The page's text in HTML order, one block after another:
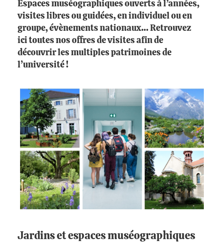
Espaces muséographiques ouverts à l’années,
visites libres ou guidées, en individuel ou en
groupe, évènements nationaux… Retrouvez
ici toutes nos offres de visites afin de
découvrir les multiples patrimoines de
l’université !
Jardins et espaces muséographiques